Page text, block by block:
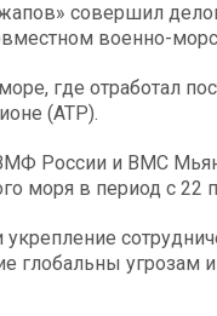
совершил
военно-
где отработал
(АТР).
России и ВМС
моря в период с 22
укрепление
глобальны угрозам